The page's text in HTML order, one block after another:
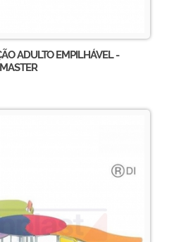
ADULTO EMPILHÁVEL -
MASTER